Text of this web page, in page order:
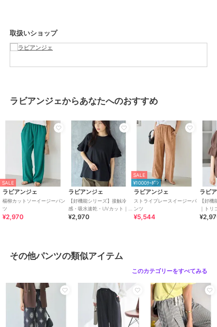
---------------------------------------
【お買いものをよりお楽しみいただく為に♪】
▼商品のお気に入り登録(ハートマークをクリック)
お気に入りアイテムの完売カラーの再入荷通知や、ラスト１点の通
知、セールの通知も受け取ることができます。
▼ブランドのお気に入り登録
新商品や再入荷など、クーポン配布などのお得な情報を受け取ること
ができます。
■商品注意事項■
際の色味と異なって見える場合がございます。予めご了承ください。
※末永く愛用頂く為に、アテンションタグ・洗濯ネームを必ずご確認
※生産時期により色味が多少異なる場合がございます。
※旧品番と新規品番でサイズが異なります。予めご了承ください。
[型番:5760088]
取扱いショップ
ラビアンジェからあなたへのおすすめ
SALE
ラビアンジェ
楊柳カットソーイージーパン
ツ
¥2,970
ラビアンジェ
【好機能シリーズ】接触冷
感・吸水速乾・UVカット｜フ
レアスリーブタックプルオー
¥2,970
SALE
¥1000ｸｰﾎﾟﾝ
ラビアンジェ
ストライプレースイージーパ
ンツ
¥5,544
ラビ
【好
｜トリ
オーバ
その他パンツの類似アイテム
このカテゴリーをすべてみる